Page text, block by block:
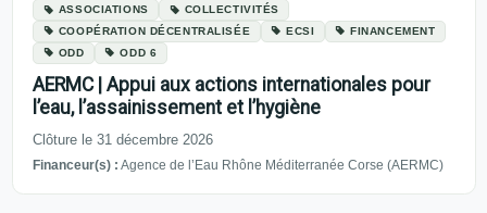
ASSOCIATIONS
COLLECTIVITÉS
COOPÉRATION DÉCENTRALISÉE
ECSI
FINANCEMENT
ODD
ODD 6
AERMC | Appui aux actions internationales pour
l’eau, l’assainissement et l’hygiène
Clôture le 31 décembre 2026
Financeur(s) : Agence de l’Eau Rhône Méditerranée Corse (AERMC)